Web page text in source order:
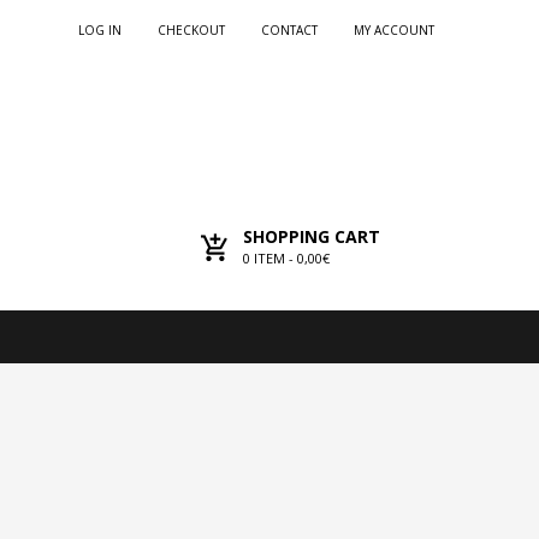
MY ACCOUNT
CONTACT
CHECKOUT
LOG IN
SHOPPING CART
0 ITEM - 0,00€